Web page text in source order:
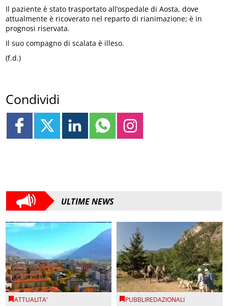
Il paziente è stato trasportato all’ospedale di Aosta, dove
attualmente è ricoverato nel reparto di rianimazione; è in
prognosi riservata.
Il suo compagno di scalata è illeso.
(f.d.)
Condividi
ULTIME NEWS
ATTUALITA' PUBBLIREDAZIONALI